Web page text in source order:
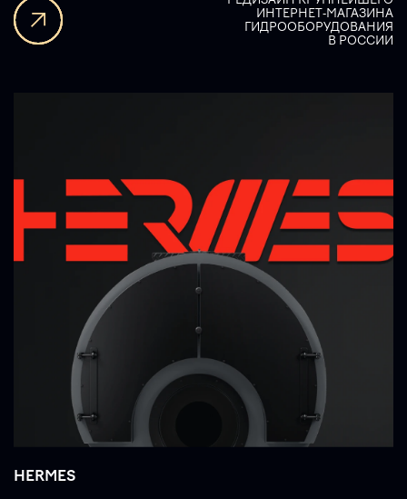
ИНТЕРНЕТ-МАГАЗИНА
ГИДРООБОРУДОВАНИЯ
В РОССИИ
HERMES